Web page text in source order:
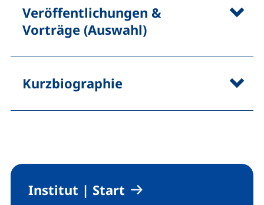
Veröffentlichungen &
Vorträge (Auswahl)
Kurzbiographie
Institut | Start